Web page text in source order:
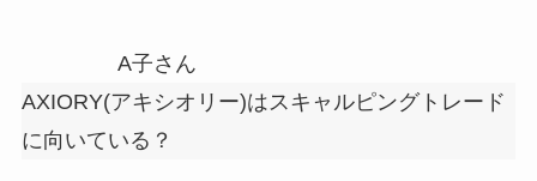
A子さん
AXIORY(アキシオリー)はスキャルピングトレード
に向いている？